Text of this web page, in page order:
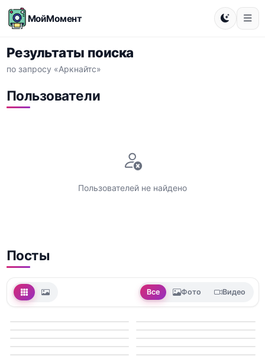
МойМомент
Результаты поиска
по запросу «Аркнайтс»
Пользователи
Пользователей не найдено
Посты
Все Фото Видео